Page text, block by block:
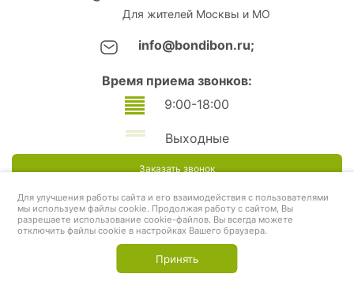
Для жителей Москвы и МО
info@bondibon.ru;
Время приема звонков:
9:00-18:00
Выходные
Заказать звонок
Для улучшения работы сайта и его взаимодействия с пользователями
мы используем файлы cookie. Продолжая работу с сайтом, Вы
разрешаете использование cookie-файлов. Вы всегда можете
отключить файлы cookie в настройках Вашего браузера.
Принять